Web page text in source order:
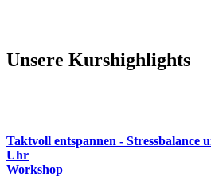
Unsere Kurshighlights
Taktvoll entspannen - Stressbalance
Uhr
Workshop